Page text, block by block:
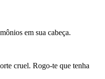
em sua cabeça.
cruel. Rogo-te que tenha